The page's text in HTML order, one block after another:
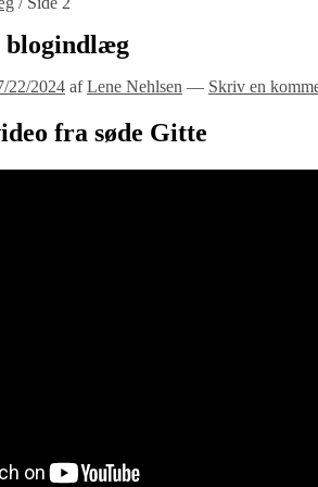
blogindlæg
22/2024 afLene Nehlsen — Skriv en
fra søde Gitte